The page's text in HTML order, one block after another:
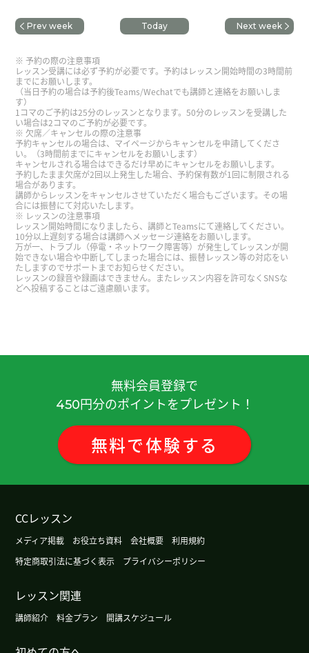
上次上课开始时通讯线路不好了。十几分钟后通信
可以了。上课后我发现了那时候老师每份给我打电
学习时间过得真快。
久违地上了一次课，我很开心。谢谢您一直以来都
没有改变，总是那么温柔、耐心，即使我的中文还
很不流利，您也愿意陪我继续交流。真的非常感谢
您。以后也请多多关照。
谢谢你的课。下次再聊一聊吧。请多关照。
男性 )
感谢你亲切愉快的课程。我非常高兴能和你又聊
天。下次见。( 80代 男性 )
谢谢，老师！以后我觉得想找找机会说汉语。下次
谢谢你的课。天气越来越热了。电风扇和空调非常
重要。下次也请多关照。( 50代 男性 )
老师，谢谢您今天的课！期待下次再跟您聊天！😊
我也觉得如果一张卡就能办理很多事情的话，会方
便很多。不过在方便的同时，保护个人信息也很重
888168 的数字很有人气吧。谢谢您，下次见！
我觉得老师的开朗是继续的源泉。
Prev week Today Next week
予約の際の注意事項
レッスン受講には必ず予約が必要です。予約はレッスン開始時間の3時間前
までにお願いします。
（当日予約の場合は予約後Teams/Wechatでも講師と連絡をお願いしま
す）
1コマのご予約は25分のレッスンとなります。50分のレッスンを受講した
い場合は2コマのご予約が必要です。
欠席／キャンセルの際の注意事
予約キャンセルの場合は、マイページからキャンセルを申請してくださ
い。（3時間前までにキャンセルをお願いします）
キャンセルされる場合はできるだけ早めにキャンセルをお願いします。
予約したまま欠席が2回以上発生した場合、予約保有数が1回に制限される
場合があります。
講師からレッスンをキャンセルさせていただく場合もございます。その場
合には振替にて対応いたします。
レッスンの注意事項
レッスン開始時間になりましたら、講師とTeamsにて連絡してください。
10分以上遅刻する場合は講師へメッセージ連絡をお願いします。
万が一、トラブル（停電・ネットワーク障害等）が発生してレッスンが開
始できない場合や中断してしまった場合には、振替レッスン等の対応をい
たしますのでサポートまでお知らせください。
レッスンの録音や録画はできません。またレッスン内容を許可なくSNSな
どへ投稿することはご遠慮願います。
無料会員登録で
450円分のポイントをプレゼント！
無料で体験する
CCレッスン
メディア掲載 お役立ち資料 会社概要
利用規約
特定商取引法に基づく表示
プライバシーポリシー
レッスン関連
講師紹介 料金プラン 開講スケジュール